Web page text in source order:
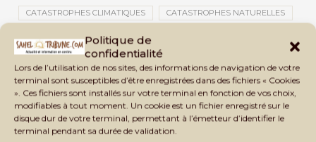
Politique de
confidentialité
Lors de l’utilisation de nos sites, des informations de navigation de votre
terminal sont susceptibles d’être enregistrées dans des fichiers « Cookies
». Ces fichiers sont installés sur votre terminal en fonction de vos choix,
modifiables à tout moment. Un cookie est un fichier enregistré sur le
disque dur de votre terminal, permettant à l’émetteur d’identifier le
terminal pendant sa durée de validation.
CATASTROPHES CLIMATIQUES CATASTROPHES NATURELLES
CEDEAO CÉDÉAO CEI CÉLÉBRATION NATIONALE CEMAC
CEMAPI CEN-SNESUP CENOU CENSURE
CENTRAFRIQUE CENTRALE SOLAIRE
CENTRALE SOLAIRE DE SANANKOROBA CENTRALES SOLAIRES
CENTRE D'INTELLIGENCE ARTIFICIELLE